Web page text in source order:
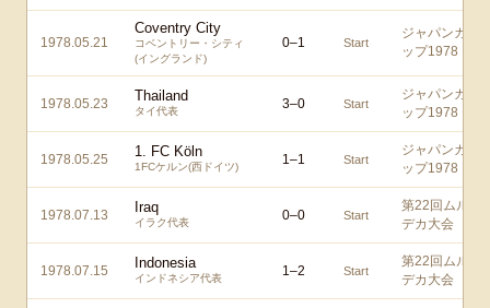
1978.05.21
Coventry City
コベントリー・シティ
(イングランド)
0–1 Start
ジャパンカ
ップ1978
1978.05.23 Thailand
タイ代表 3–0 Start
ジャパンカ
ップ1978
1978.05.25 1. FC Köln
1FCケルン(西ドイツ) 1–1 Start
ジャパンカ
ップ1978
1978.07.13 Iraq
イラク代表 0–0 Start
第22回ムル
デカ大会
1978.07.15 Indonesia
インドネシア代表 1–2 Start
第22回ムル
デカ大会